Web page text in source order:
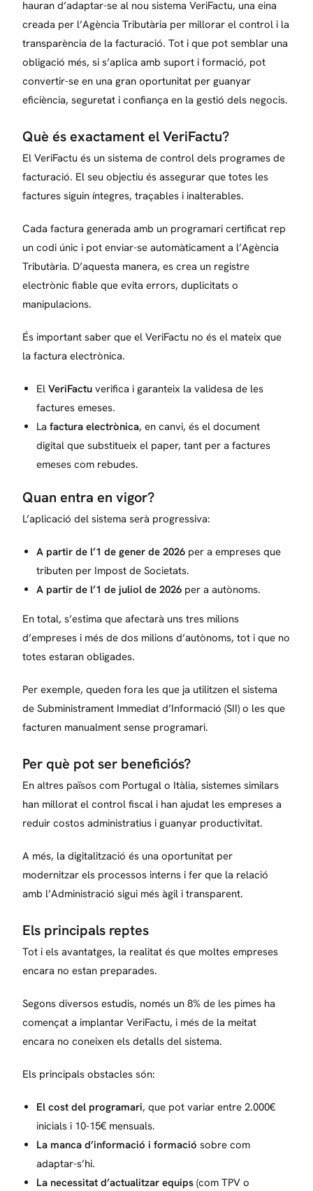
hauran d’adaptar-se al nou sistema VeriFactu, una eina
creada per l’Agència Tributària per millorar el control i la
transparència de la facturació. Tot i que pot semblar una
obligació més, si s’aplica amb suport i formació, pot
convertir-se en una gran oportunitat per guanyar
eficiència, seguretat i confiança en la gestió dels negocis.
Què és exactament el VeriFactu?
El VeriFactu és un sistema de control dels programes de
facturació. El seu objectiu és assegurar que totes les
factures siguin íntegres, traçables i inalterables.
Cada factura generada amb un programari certificat rep
un codi únic i pot enviar-se automàticament a l’Agència
Tributària. D’aquesta manera, es crea un registre
electrònic fiable que evita errors, duplicitats o
manipulacions.
És important saber que el VeriFactu no és el mateix que
la factura electrònica.
ElVeriFactu verifica i garanteix la validesa de les
factures emeses.
Lafactura electrònica, en canvi, és el document
digital que substitueix el paper, tant per a factures
emeses com rebudes.
Quan entra en vigor?
L’aplicació del sistema serà progressiva:
A partir de l’1 de gener de 2026 per a empreses que
tributen per Impost de Societats.
A partir de l’1 de juliol de 2026 per a autònoms.
En total, s’estima que afectarà uns tres milions
d’empreses i més de dos milions d’autònoms, tot i que no
totes estaran obligades.
Per exemple, queden fora les que ja utilitzen el sistema
de Subministrament Immediat d’Informació (SII) o les que
facturen manualment sense programari.
Per què pot ser beneficiós?
En altres països com Portugal o Itàlia, sistemes similars
han millorat el control fiscal i han ajudat les empreses a
reduir costos administratius i guanyar productivitat.
A més, la digitalització és una oportunitat per
modernitzar els processos interns i fer que la relació
amb l’Administració sigui més àgil i transparent.
Els principals reptes
Tot i els avantatges, la realitat és que moltes empreses
encara no estan preparades.
Segons diversos estudis, només un 8% de les pimes ha
començat a implantar VeriFactu, i més de la meitat
encara no coneixen els detalls del sistema.
Els principals obstacles són:
El cost del programari, que pot variar entre 2.000€
inicials i 10-15€ mensuals.
La manca d’informació i formació sobre com
adaptar-s’hi.
La necessitat d’actualitzar equips (com TPV o